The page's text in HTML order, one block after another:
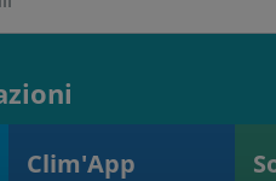
Clim'App